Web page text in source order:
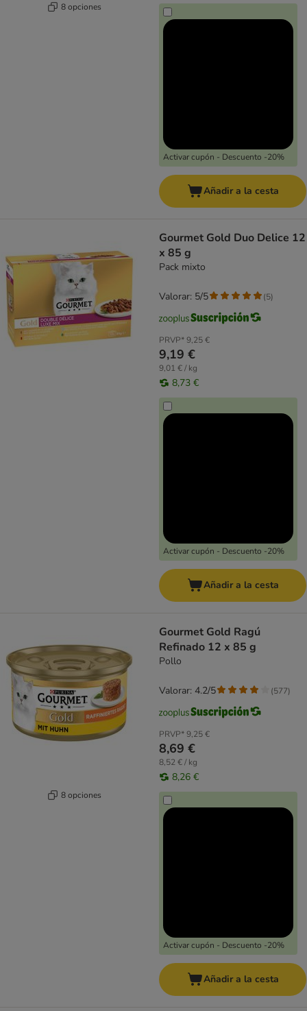
8 opciones
Activar cupón - Descuento -20%
Añadir a la cesta
Gourmet Gold Duo Delice 12
x 85 g
Pack mixto
PRVP*9,25 €
9,19 €
9,01 € / kg
8,73 €
Activar cupón - Descuento -20%
Valorar: 5/5 (5)
Añadir a la cesta
8 opciones
Gourmet Gold Ragú
Refinado 12 x 85 g
Pollo
PRVP*9,25 €
8,69 €
8,52 € / kg
8,26 €
Activar cupón - Descuento -20%
Valorar: 4.2/5 (577)
Añadir a la cesta